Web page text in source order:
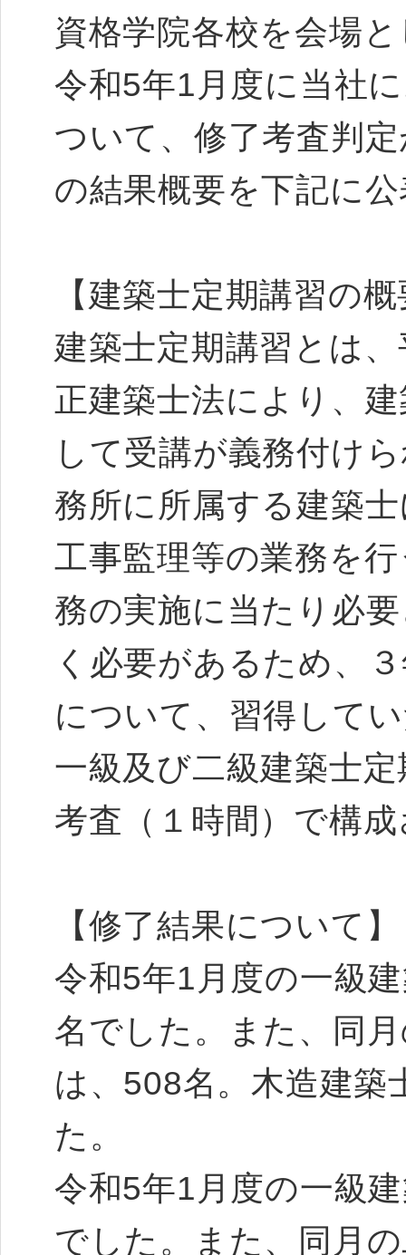
資格学院各校を会場
令和5年1月度に当社
ついて、修了考査判
の結果概要を下記に
【建築士定期講習の
建築士定期講習とは
正建築士法により、
して受講が義務付け
務所に所属する建築
工事監理等の業務を
務の実施に当たり必
く必要があるため、
について、習得して
一級及び二級建築士
考査（１時間）で構
【修了結果について】
令和5年1月度の一級
名でした。また、同
は、508名。木造建築
た。
令和5年1月度の一級
でした。また、同月